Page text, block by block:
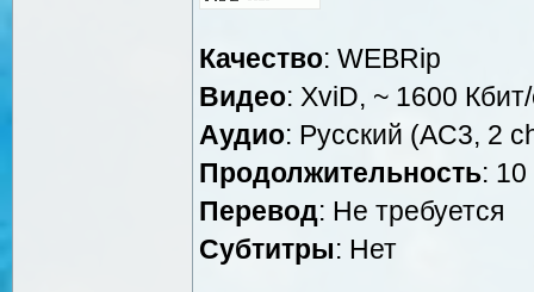
Качество: WEBRip
Видео: XviD, ~ 1600
Аудио: Русский (AC3, 2
Продолжительность:
Перевод: Не требуется
Субтитры: Нет